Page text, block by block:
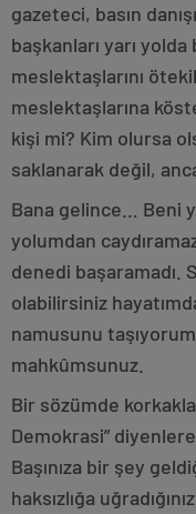
gazeteci, basın
başkanları yarı
meslektaşlarını
meslektaşlarına
kişi mi? Kim olursa
saklanarak değil,
Bana gelince… Beni
yolumdan
denedi başaramadı.
olabilirsiniz
namusunu
mahkûmsunuz.
Bir sözümde
Demokrasi”
Başınıza bir şey
haksızlığa